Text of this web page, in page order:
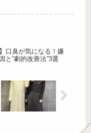
な一足「知らなかっ
に刺さる【GU】のス
口臭が気になる！嫌
と‟劇的改善法”3選